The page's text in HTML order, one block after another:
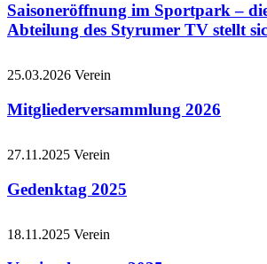
Saisoneröffnung im Sportpark –
Abteilung des Styrumer TV stellt
25.03.2026 Verein
Mitgliederversammlung 2026
27.11.2025 Verein
Gedenktag 2025
18.11.2025 Verein